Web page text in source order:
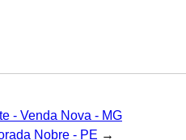
- Venda Nova - MG
Nobre - PE →